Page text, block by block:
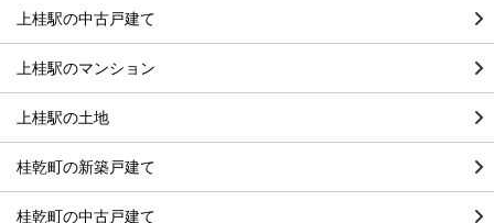
上桂駅の中古戸建て
上桂駅のマンション
上桂駅の土地
桂乾町の新築戸建て
桂乾町の中古戸建て